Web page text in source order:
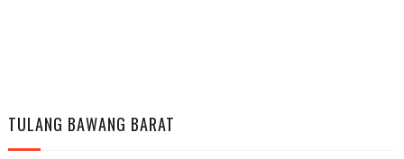
TULANG BAWANG BARAT